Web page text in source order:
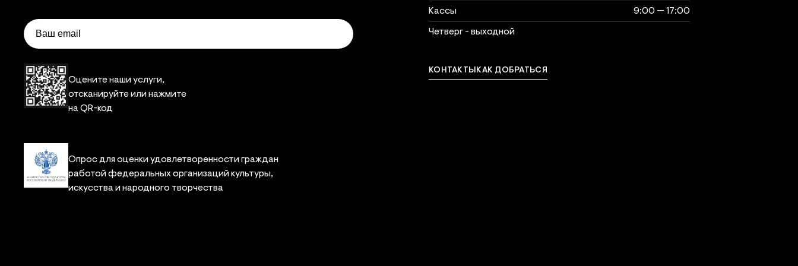
Email
Оцените наши услуги,
отсканируйте или нажмите
на QR-код
Опрос для оценки удовлетворенности граждан
работой федеральных организаций культуры,
искусства и народного творчества
Кассы 9:00 — 17:00
Четверг - выходной
Связаться с нами
КОНТАКТЫКАК ДОБРАТЬСЯ